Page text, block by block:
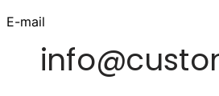
E-mail